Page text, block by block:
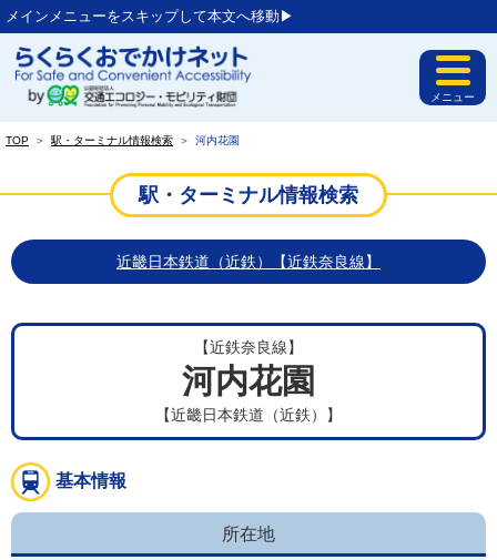
メインメニューをスキップして本文へ移動▶︎
メニュー
TOP ＞ 駅・ターミナル情報検索 ＞ 河内花園
駅・ターミナル情報検索
近畿日本鉄道（近鉄）【近鉄奈良線】
【近鉄奈良線】
河内花園
【近畿日本鉄道（近鉄）】
基本情報
所在地